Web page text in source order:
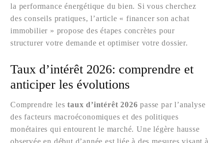
la performance énergétique du bien. Si vous cherchez
des conseils pratiques, l’article « financer son achat
immobilier » propose des étapes concrètes pour
structurer votre demande et optimiser votre dossier.
Taux d’intérêt 2026: comprendre et
anticiper les évolutions
Comprendre lestaux d’intérêt 2026 passe par l’analyse
des facteurs macroéconomiques et des politiques
monétaires qui entourent le marché. Une légère hausse
observée en début d’année est liée à des mesures visant à